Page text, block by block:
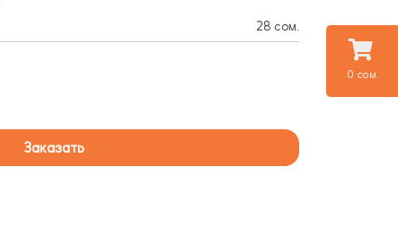
0 сом.
28 сом.
Заказать